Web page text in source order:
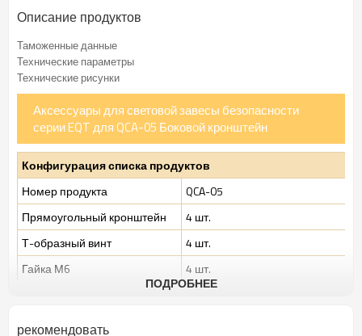
Описание продуктов
Таможенные данные
Технические параметры
Технические рисунки
Аксессуары для световой завесы безопасности
серии EQT для QCA-05 Боковой кронштейн
Конфигурация списка продуктов
Номер продукта
QCA-05
Прямоугольный кронштейн
4 шт.
Т-образный винт
4 шт.
Гайка М6
4 шт.
ПОДРОБНЕЕ
рекомендовать